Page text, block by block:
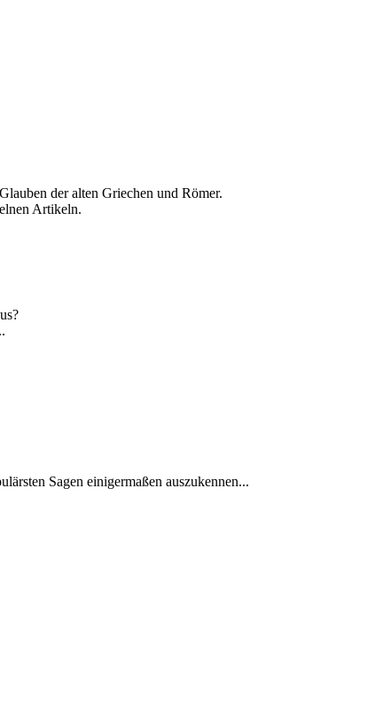
der alten Griechen und Römer.
Artikeln.
Sagen einigermaßen auszukennen...